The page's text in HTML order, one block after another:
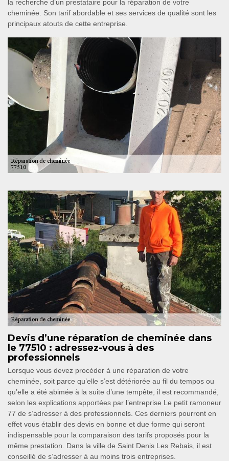
la recherche d’un prestataire pour la réparation de votre
cheminée. Son tarif abordable et ses services de qualité sont les
principaux atouts de cette entreprise.
Devis d’une réparation de cheminée dans
le 77510 : adressez-vous à des
professionnels
Lorsque vous devez procéder à une réparation de votre
cheminée, soit parce qu’elle s’est détériorée au fil du tempos ou
qu’elle a été abimée à la suite d’une tempête, il est recommandé,
selon les explications apportées par l’entreprise Le petit ramoneur
77 de s’adresser à des professionnels. Ces derniers pourront en
effet vous établir des devis en bonne et due forme qui seront
indispensable pour la comparaison des tarifs proposés pour la
même prestation. Dans la ville de Saint Denis Les Rebais, il est
conseillé de s’adresser à au moins trois entreprises.